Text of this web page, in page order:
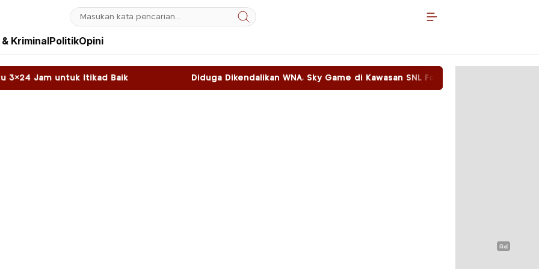
KriminalPolitikOpini
Baik Diduga Dikendalikan WNA, Sky Game di Kawasan SNL Food Beroperasi Dengan Bebas